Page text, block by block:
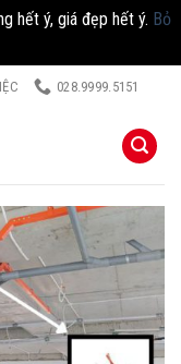
hết ý, giá đẹp hết ý. Bỏ
028.9999.5151